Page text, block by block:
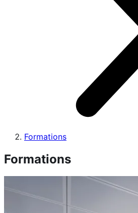
Formations
Formations